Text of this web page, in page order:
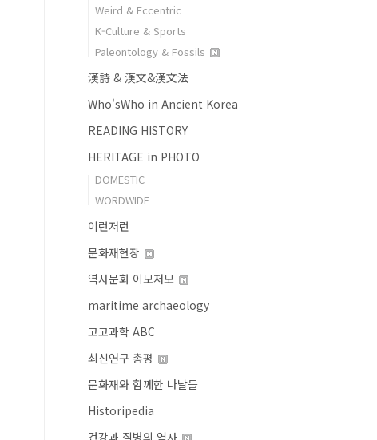
Weird & Eccentric
K-Culture & Sports
Paleontology & Fossils
漢詩 & 漢文&漢文法
Who'sWho in Ancient Korea
READING HISTORY
HERITAGE in PHOTO
DOMESTIC
WORDWIDE
이런저런
문화재현장
역사문화 이모저모
maritime archaeology
고고과학 ABC
최신연구 총평
문화재와 함께한 나날들
Historipedia
건강과 질병의 역사